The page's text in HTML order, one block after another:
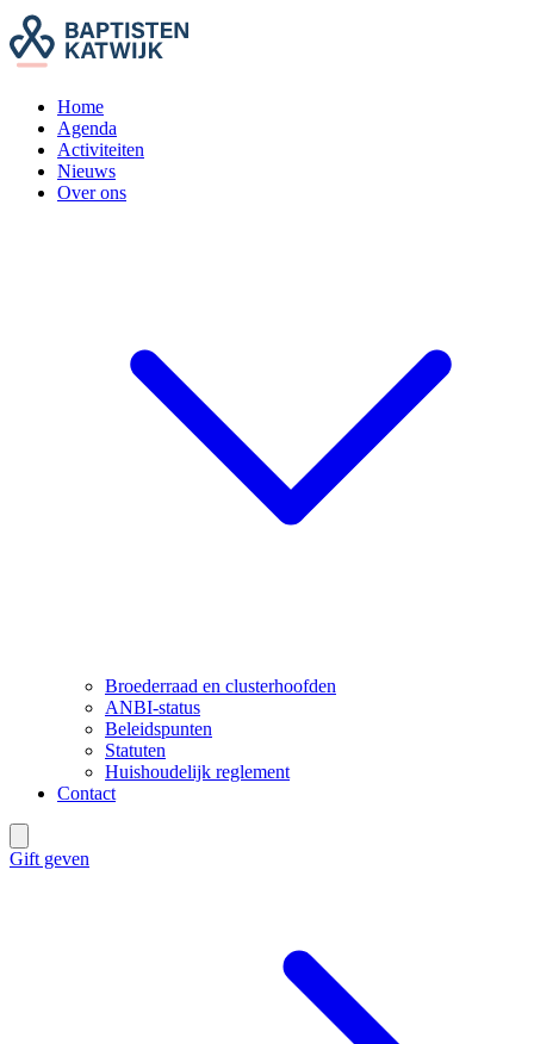
Home
Agenda
Activiteiten
Nieuws
Over ons
Broederraad en clusterhoofden
ANBI-status
Beleidspunten
Statuten
Huishoudelijk reglement
Contact
Gift geven